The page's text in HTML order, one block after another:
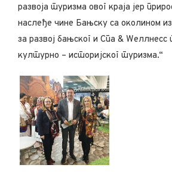
развоја туризма овог краја јер
наслеђе чине Бањску са околином
за развој бањског и Спа &
културно – историјског туризма.“